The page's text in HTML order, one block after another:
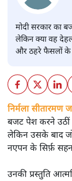
मोदी सरकार का
लेकिन क्या वह
और ठहरे फैसलों के
निर्मला सीतारमण
बजट पेश करने उठीं
लेकिन उसके बाद
नएपन के सिर्फ़
उनकी प्रस्तुति